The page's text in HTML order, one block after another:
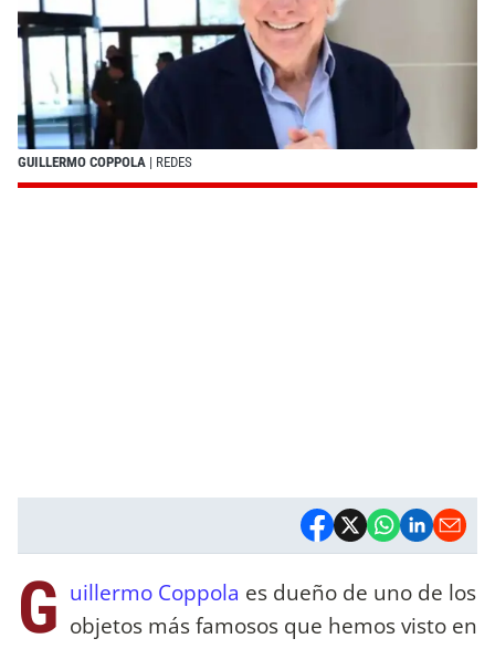
GUILLERMO COPPOLA | REDES
G uillermo Coppola es dueño de uno de los
objetos más famosos que hemos visto en